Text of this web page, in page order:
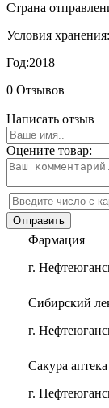
Страна
Условия хранения:
Год:2018
0 Отзывов
Написать отзыв
Оцените товар:
Фармация
г.
Сибирский
г.
Сакура аптека
г.